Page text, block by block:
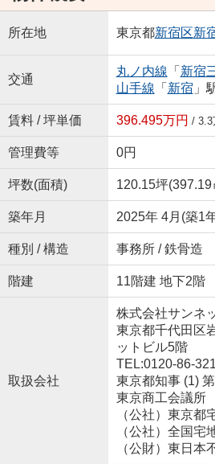
所在地 東京都新宿区新
交通
丸ノ内線 「 新宿
山手線 「 新宿 」
賃料 / 坪単価 396.495万円 / 3.3
管理費等 0円
坪数(面積) 120.15坪(397.19
築年月 2025年 4月(築1
種別 / 構造 事務所 / 鉄骨造
階建 11階建 地下2階
取扱会社
株式会社サンネ
東京都千代田区
ットビル5階
TEL:0120-86-
東京都知事 (1)
東京商工会議所
（公社）東京都
（公社）全国宅
（公財）東日本